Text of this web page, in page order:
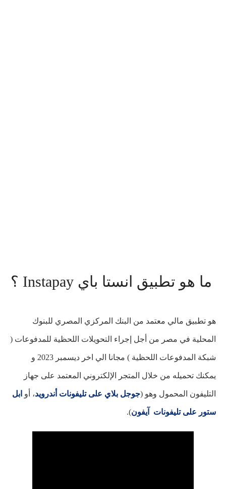
ما هو تطبيق انستا باي Instapay ؟
هو تطبيق مالي معتمد من البنك المركزي المصري للبنوك
المحلية في مصر من أجل إجراء التحويلات اللحظية للمدفوعات (
شبكة المدفوعات اللحظية ) مجانا الي اخر ديسمبر 2023 و
يمكنك تحميله من خلال المتجر الإلكتروني المعتمد على جهاز
التليفون المحمول وهو (جوجل بلاي على تليفونات أندرويد، أو ابل
ستور على تليفونات آيفون).